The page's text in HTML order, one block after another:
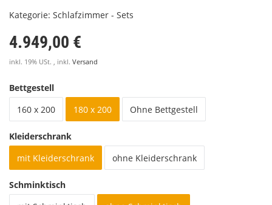
Kategorie: Schlafzimmer - Sets
4.949,00 €
inkl. 19% USt. , inkl. Versand
Bettgestell
160 x 200
180 x 200 Ohne Bettgestell
Kleiderschrank
mit Kleiderschrank
ohne Kleiderschrank
Schminktisch